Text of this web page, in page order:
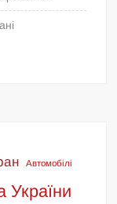
Автомобілі
України